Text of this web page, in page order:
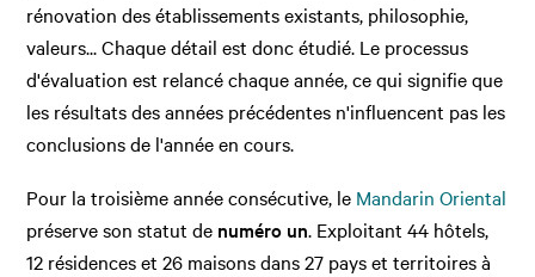
rénovation des établissements existants, philosophie,
valeurs... Chaque détail est donc étudié. Le processus
d'évaluation est relancé chaque année, ce qui signifie que
les résultats des années précédentes n'influencent pas les
conclusions de l'année en cours.
Pour la troisième année consécutive, le Mandarin Oriental
préserve son statut de numéro un. Exploitant 44 hôtels,
12 résidences et 26 maisons dans 27 pays et territoires à